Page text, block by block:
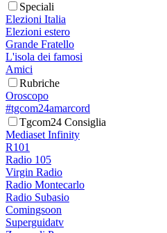
Speciali
Elezioni Italia
Elezioni estero
Grande Fratello
L'isola dei famosi
Amici
Rubriche
Oroscopo
#tgcom24amarcord
Tgcom24 Consiglia
Mediaset Infinity
R101
Radio 105
Virgin Radio
Radio Montecarlo
Radio Subasio
Comingsoon
Superguidatv